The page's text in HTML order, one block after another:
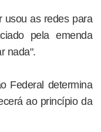
usou as redes para
pela emenda
nada".
Federal determina
ao princípio da